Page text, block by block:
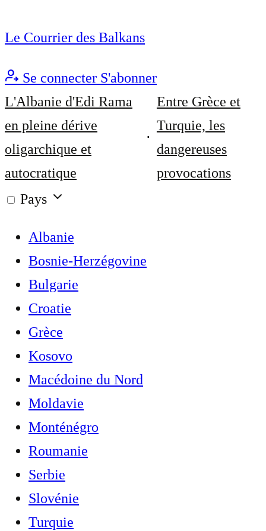
Le Courrier des Balkans
Se connecter S'abonner
L'Albanie d'Edi Rama
en pleine dérive
oligarchique et
autocratique
Entre Grèce et
Turquie, les
dangereuses
provocations
Pays
Albanie
Bosnie-Herzégovine
Bulgarie
Croatie
Grèce
Kosovo
Macédoine du Nord
Moldavie
Monténégro
Roumanie
Serbie
Slovénie
Turquie